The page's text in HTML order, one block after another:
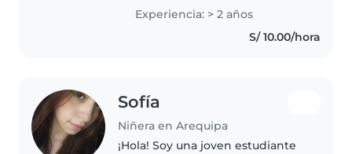
estimulación temprana y
supervisión del desarrollo del
Experiencia: > 2 años
S/ 10.00/hora
Sofía
Niñera en Arequipa
¡Hola! Soy una joven estudiante